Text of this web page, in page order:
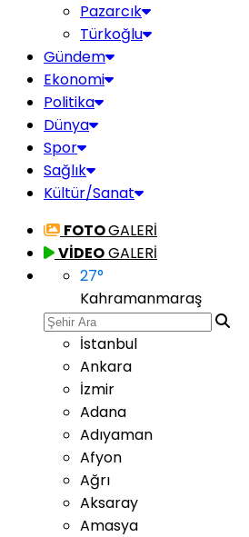
Pazarcık
Türkoğlu
Gündem
Ekonomi
Politika
Dünya
Spor
Sağlık
Kültür/Sanat
FOTOGALERİ
VİDEOGALERİ
27°
Kahramanmaraş
İstanbul
Ankara
İzmir
Adana
Adıyaman
Afyon
Ağrı
Aksaray
Amasya